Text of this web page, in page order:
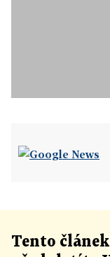
Tento článek